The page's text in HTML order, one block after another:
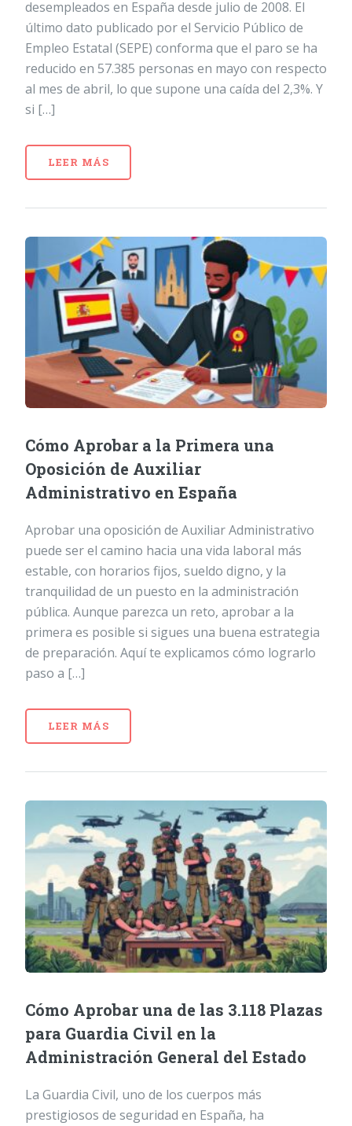
desempleados en España desde julio de 2008. El
último dato publicado por el Servicio Público de
Empleo Estatal (SEPE) conforma que el paro se ha
reducido en 57.385 personas en mayo con respecto
al mes de abril, lo que supone una caída del 2,3%. Y
si […]
LEER MÁS
Cómo Aprobar a la Primera una
Oposición de Auxiliar
Administrativo en España
Aprobar una oposición de Auxiliar Administrativo
puede ser el camino hacia una vida laboral más
estable, con horarios fijos, sueldo digno, y la
tranquilidad de un puesto en la administración
pública. Aunque parezca un reto, aprobar a la
primera es posible si sigues una buena estrategia
de preparación. Aquí te explicamos cómo lograrlo
paso a […]
LEER MÁS
Cómo Aprobar una de las 3.118 Plazas
para Guardia Civil en la
Administración General del Estado
La Guardia Civil, uno de los cuerpos más
prestigiosos de seguridad en España, ha